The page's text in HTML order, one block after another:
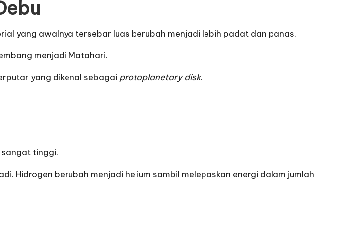
yang awalnya tersebar luas berubah menjadi lebih padat dan panas.
menjadi Matahari.
yang dikenal sebagai protoplanetary disk.
tinggi.
Hidrogen berubah menjadi helium sambil melepaskan energi dalam jumlah